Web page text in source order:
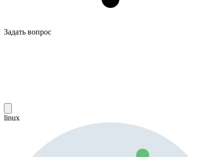
Задать вопрос
linux